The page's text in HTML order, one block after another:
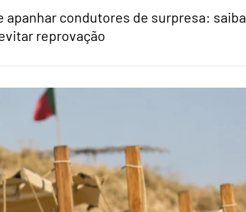
condutores de surpresa: saiba
reprovação